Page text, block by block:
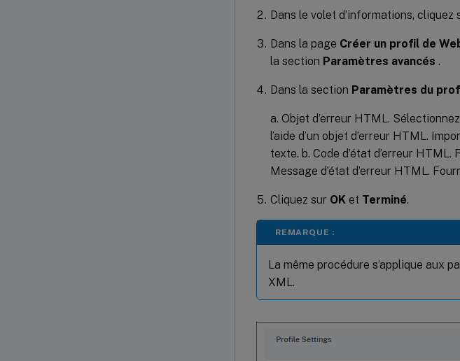
Dans le volet d’informations, cliquez
Dans la page Créer un profil de
la section Paramètres avancés .
Dans la section Paramètres du
a. Objet d’erreur HTML.
l’aide d’un objet d’erreur HTML.
texte. b. Code d’état d’erreur HTML.
Message d’état d’erreur HTML.
Cliquez sur OK et Terminé.
REMARQUE :
La même procédure s’applique aux
XML.